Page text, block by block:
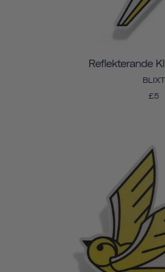
Reflekterande
BLIXT
£5